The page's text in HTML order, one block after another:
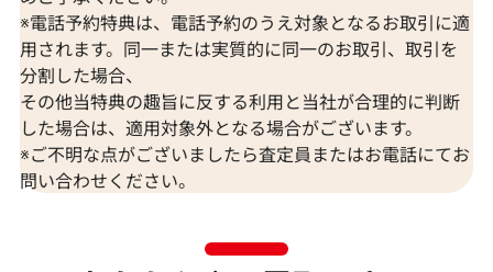
K18 サファイア・ダイヤモンド ピアス/イ
ヤリング 0.26・0.20・0.28・0.20ct
参考買取価格
66,000円
2025年12月10日時点
K18 サファイア
ヤリング
66,000円
2026年2月10日
※電話予約特典は、電話予約のうえ対象となるお取引に適
用されます。同一または実質的に同一のお取引、取引を
分割した場合、
その他当特典の趣旨に反する利用と当社が合理的に判断
した場合は、適用対象外となる場合がございます。
※ご不明な点がございましたら査定員またはお電話にてお
問い合わせください。